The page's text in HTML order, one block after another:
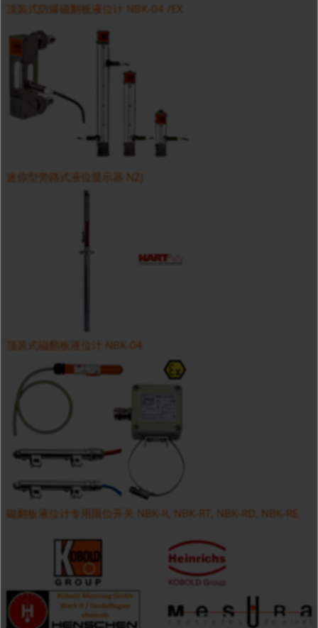
顶装式防爆磁翻板液位计 NBK-04 /EX
迷你型旁路式液位显示器 NZJ
顶装式磁翻板液位计 NBK-04
磁翻板液位计专用限位开关 NBK-R, NBK-RT, NBK-RD, NBK-RE